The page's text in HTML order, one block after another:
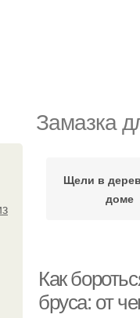
Замазка
Щели в
доме
Как
бруса: от